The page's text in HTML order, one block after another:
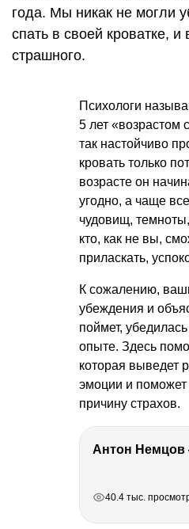
года. Мы никак не могли
спать в своей кроватке, и
страшного.
Психологи
5 лет
так настойчиво
кровать только
возрасте он
угодно, а чаще
чудовищ,
кто, как не вы,
приласкать,
К сожалению,
убеждения и
поймет,
опыте. Здесь
которая выведет
эмоции и
причину страхов.
40.4 тыс.